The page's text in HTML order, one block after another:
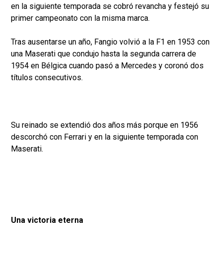
en la siguiente temporada se cobró revancha y festejó su
primer campeonato con la misma marca.
Tras ausentarse un año, Fangio volvió a la F1 en 1953 con
una Maserati que condujo hasta la segunda carrera de
1954 en Bélgica cuando pasó a Mercedes y coronó dos
títulos consecutivos.
Su reinado se extendió dos años más porque en 1956
descorchó con Ferrari y en la siguiente temporada con
Maserati.
Una victoria eterna